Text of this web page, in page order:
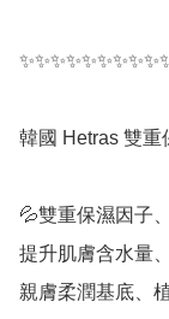
韓國 Hetras 雙重
💦雙重保濕因子
提升肌膚含水量
親膚柔潤基底、